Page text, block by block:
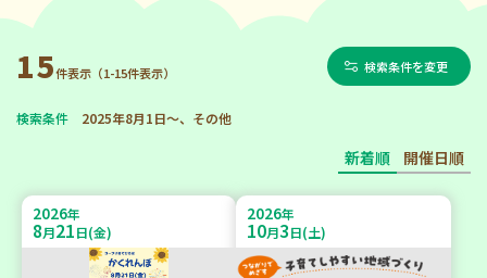
15件表示（1-15件表示） 検索条件を変更
検索条件 2025年8月1日～、その他
新着順 開催日順
2026年
8月21日(金)
2026年
10月3日(土)